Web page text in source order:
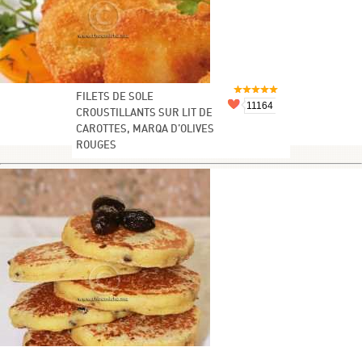
FILETS DE SOLE
CROUSTILLANTS SUR LIT DE
CAROTTES, MARQA D’OLIVES
ROUGES
11164